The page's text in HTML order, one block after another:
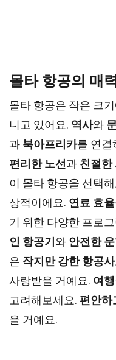
몰타 항공의 매력
몰타 항공은 작은 크
니고 있어요. 역사와
과 북아프리카를 연결
편리한 노선 과 친절한
이 몰타 항공을 선택
상적이에요. 연료 효
기 위한 다양한 프로
인 항공기 와 안전한
은 작지만 강한 항공사
사랑받을 거예요. 여행
고려해보세요. 편안하
을 거예요.